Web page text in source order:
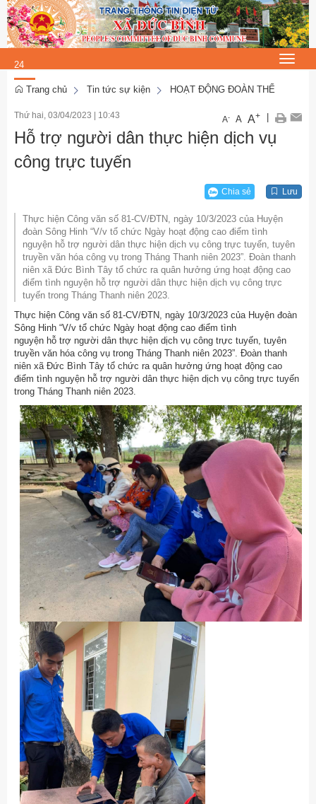
Thứ 5, 6/8/2026
13
:
24
:
Toggle
Trang chủ
Tin tức sự kiện HOẠT ĐỘNG ĐOÀN THỂ
Thứ hai, 03/04/2023 10:43 A- A A+
Hỗ trợ người dân thực hiện dịch vụ
công trực tuyến
Chia sẻ Lưu
Thực hiện Công văn số 81-CV/ĐTN, ngày 10/3/2023 của Huyện
đoàn Sông Hinh “V/v tổ chức Ngày hoạt động cao điểm tình
nguyện hỗ trợ người dân thực hiện dịch vụ công trực tuyến, tuyên
truyền văn hóa công vụ trong Tháng Thanh niên 2023”. Đoàn thanh
niên xã Đức Bình Tây tổ chức ra quân hưởng ứng hoạt động cao
điểm tình nguyện hỗ trợ người dân thực hiện dịch vụ công trực
tuyến trong Tháng Thanh niên 2023.
Thực hiện Công văn số 81-CV/ĐTN, ngày 10/3/2023 của Huyện đoàn
Sông Hinh “V/v tổ chức Ngày hoạt động cao điểm tình
nguyện hỗ trợ người dân thực hiện dịch vụ công trực tuyến, tuyên
truyền văn hóa công vụ trong Tháng Thanh niên 2023”. Đoàn thanh
niên xã Đức Bình Tây tổ chức ra quân hưởng ứng hoạt động cao
điểm tình nguyện hỗ trợ người dân thực hiện dịch vụ công trực tuyến
trong Tháng Thanh niên 2023.